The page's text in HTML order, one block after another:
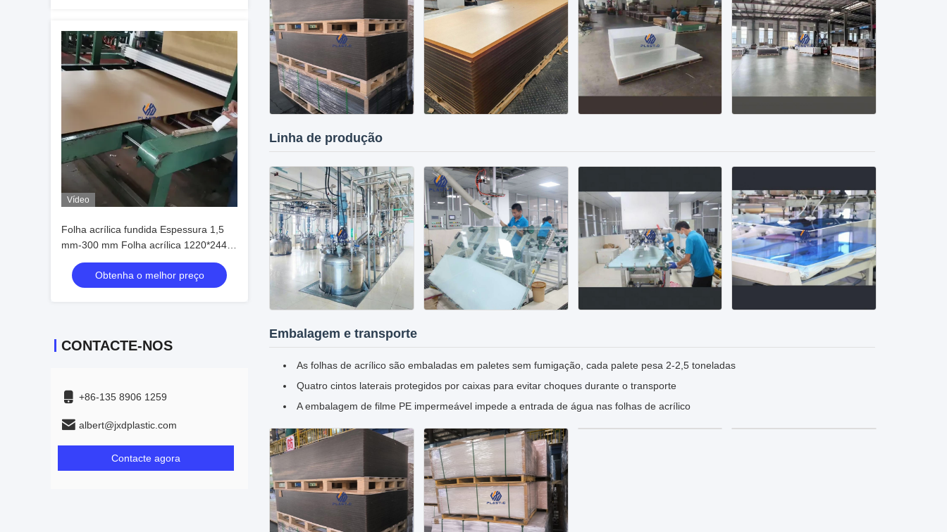
Vídeo
Folha acrílica fundida Espessura 1,5
mm-300 mm Folha acrílica 1220*2440
Obtenha o melhor preço
CONTACTE-NOS
+86-135 8906 1259
albert@jxdplastic.com
Contacte agora
Linha de produção
Embalagem e transporte
As folhas de acrílico são embaladas em paletes sem fumigação, cada palete pesa 2-2,5 toneladas
Quatro cintos laterais protegidos por caixas para evitar choques durante o transporte
A embalagem de filme PE impermeável impede a entrada de água nas folhas de acrílico